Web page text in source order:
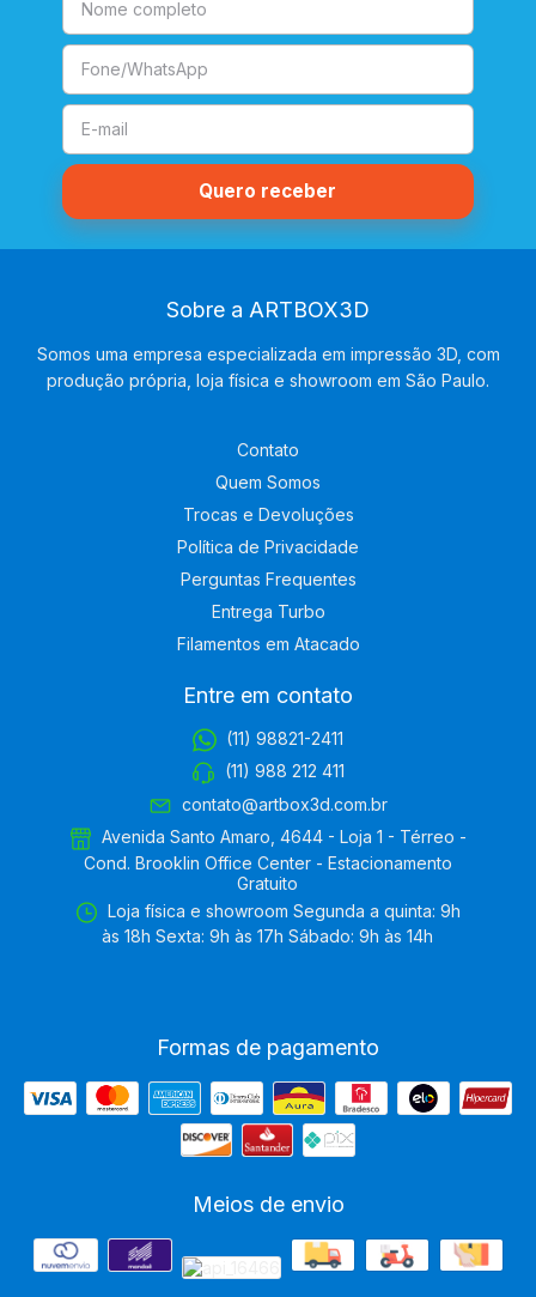
Sobre a ARTBOX3D
Somos uma empresa especializada em impressão 3D, com
produção própria, loja física e showroom em São Paulo.
Contato
Quem Somos
Trocas e Devoluções
Política de Privacidade
Perguntas Frequentes
Entrega Turbo
Filamentos em Atacado
Entre em contato
(11) 98821-2411
(11) 988 212 411
contato@artbox3d.com.br
Avenida Santo Amaro, 4644 - Loja 1 - Térreo -
Cond. Brooklin Office Center - Estacionamento
Gratuito
Loja física e showroom Segunda a quinta: 9h
às 18h Sexta: 9h às 17h Sábado: 9h às 14h
Formas de pagamento
Meios de envio